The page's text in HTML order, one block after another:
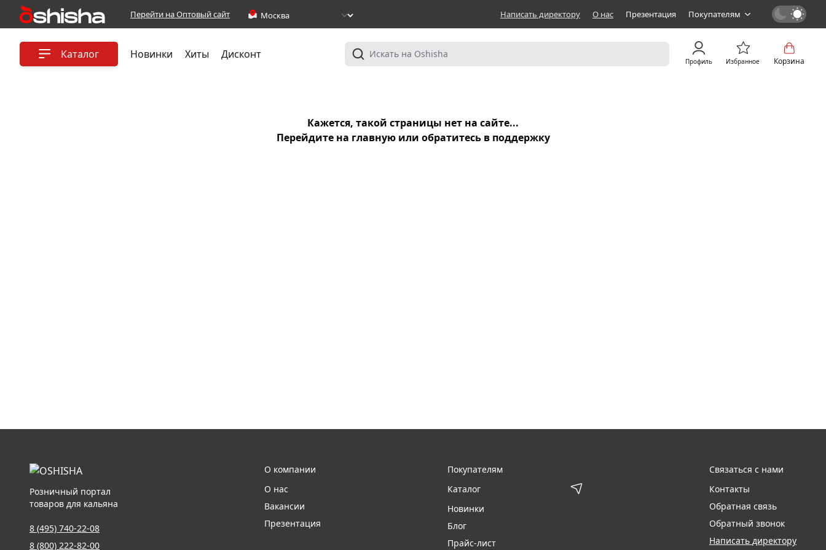
Перейти на Оптовый сайт Написать директору О нас Презентация Покупателям
Каталог Новинки Хиты Дисконт
Профиль Избранное Корзина
Кажется, такой страницы нет на сайте...
Перейдите на главнуюили обратитесь в поддержку
Розничный портал
товаров для кальяна
8 (495) 740-22-08
8 (800) 222-82-00
О компании
О нас
Вакансии
Презентация
Покупателям
Каталог
Новинки
Блог
Прайс-лист
Связаться с нами
Контакты
Обратная связь
Обратный звонок
Написать директору